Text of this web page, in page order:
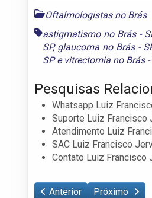
Oftalmologistas no Brás
astigmatismo no Brás -
SP, glaucoma no Brás -
SPe vitrectomia no Brás -
Pesquisas
Whatsapp Luiz
Suporte Luiz Francisco
Atendimento Luiz
SAC Luiz Francisco
Contato Luiz Francisco
Anterior Próximo